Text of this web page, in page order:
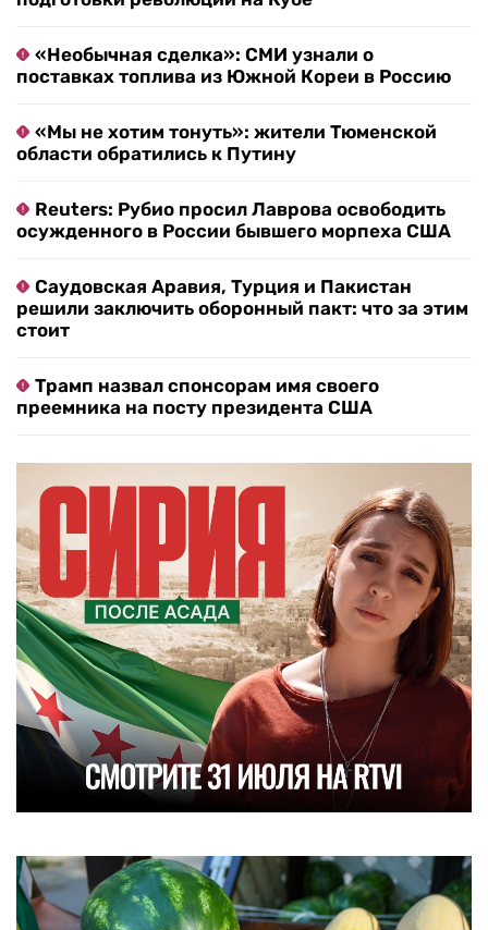
«Необычная сделка»: СМИ узнали о
поставках топлива из Южной Кореи в Россию
«Мы не хотим тонуть»: жители Тюменской
области обратились к Путину
Reuters: Рубио просил Лаврова освободить
осужденного в России бывшего морпеха США
Саудовская Аравия, Турция и Пакистан
решили заключить оборонный пакт: что за этим
стоит
Трамп назвал спонсорам имя своего
преемника на посту президента США